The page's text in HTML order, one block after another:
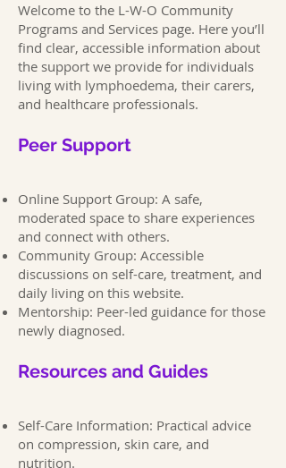
Welcome to the L-W-O Community
Programs and Services page. Here you’ll
find clear, accessible information about
the support we provide for individuals
living with lymphoedema, their carers,
and healthcare professionals.
Peer Support
Online Support Group: A safe,
moderated space to share experiences
and connect with others.
Community Group: Accessible
discussions on self-care, treatment, and
daily living on this website.
Mentorship: Peer-led guidance for those
newly diagnosed.
Resources and Guides
Self-Care Information: Practical advice
on compression, skin care, and
nutrition.